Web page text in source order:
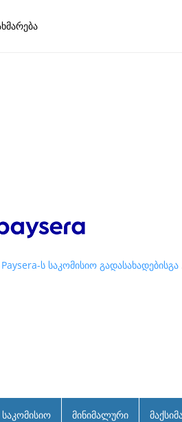
Paysera-ს საკომისიო გადასახადებისგა
საკომისიო მინიმალური